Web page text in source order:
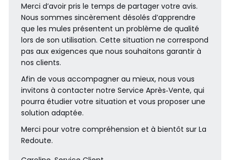
Merci d’avoir pris le temps de partager votre avis.
Nous sommes sincèrement désolés d’apprendre
que les mules présentent un problème de qualité
lors de son utilisation. Cette situation ne correspond
pas aux exigences que nous souhaitons garantir à
nos clients.
Afin de vous accompagner au mieux, nous vous
invitons à contacter notre Service Après‑Vente, qui
pourra étudier votre situation et vous proposer une
solution adaptée.
Merci pour votre compréhension et à bientôt sur La
Redoute.